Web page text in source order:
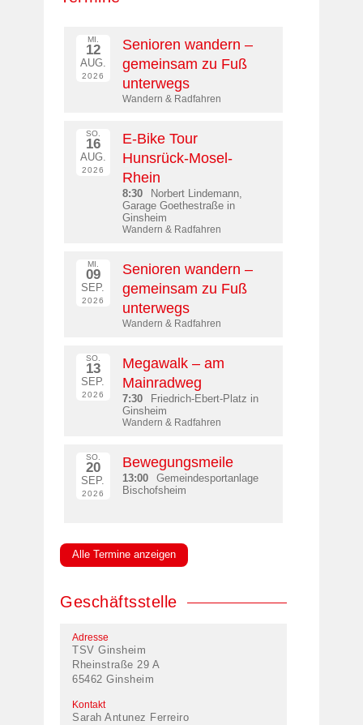
MI.
12
AUG.
2026
Senioren wandern –
gemeinsam zu Fuß
unterwegs
Wandern & Radfahren
SO.
16
AUG.
2026
E-Bike Tour
Hunsrück-Mosel-
Rhein
8:30
Norbert Lindemann,
Garage Goethestraße in
Ginsheim
Wandern & Radfahren
MI.
09
SEP.
2026
Senioren wandern –
gemeinsam zu Fuß
unterwegs
Wandern & Radfahren
SO.
13
SEP.
2026
Megawalk – am
Mainradweg
7:30
Friedrich-Ebert-Platz in
Ginsheim
Wandern & Radfahren
SO.
20
SEP.
2026
Bewegungsmeile
13:00
Gemeindesportanlage
Bischofsheim
Alle Termine anzeigen
Geschäftsstelle
Adresse
TSV Ginsheim
Rheinstraße 29 A
65462 Ginsheim
Kontakt
Sarah Antunez Ferreiro